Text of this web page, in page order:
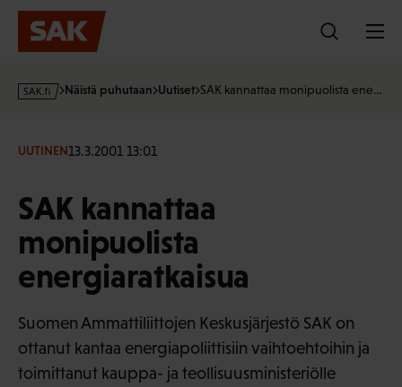
Hyppää
sisältöön
s
·
Näistä puhutaan Uutiset SAK kannattaa monipuolista ene…
UUTINEN13.3.2001 13:01
SAK kannattaa
monipuolista
energiaratkaisua
Suomen Ammattiliittojen Keskusjärjestö SAK on
ottanut kantaa energiapoliittisiin vaihtoehtoihin ja
toimittanut kauppa- ja teollisuusministeriölle